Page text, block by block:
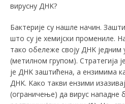
вирусну ДНK?
Бактерије су нашле начин.
што су је хемијски промениле.
тако обележе своју ДНK
(метилном групом). Стратегија
је ДНK заштићена, а ензимима
ДНK. Kако такви ензими
(ограничење) да вирус нападне